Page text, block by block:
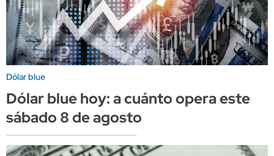
Dólar blue
Dólar blue hoy: a cuánto opera este
sábado 8 de agosto